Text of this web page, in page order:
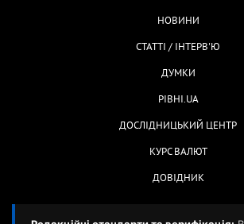
НОВИНИ
СТАТТІ / ІНТЕРВ'Ю
ДУМКИ
РІВНІ.UA
ДОСЛІДНИЦЬКИЙ ЦЕНТР
КУРС ВАЛЮТ
ДОВІДНИК